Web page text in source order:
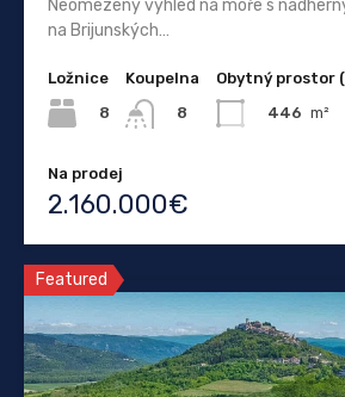
Neomezený výhled na moře s
na Brijunských…
Ložnice
8
Koupelna
8
Obytný prostor
446 m²
Na prodej
2.160.000€
Featured